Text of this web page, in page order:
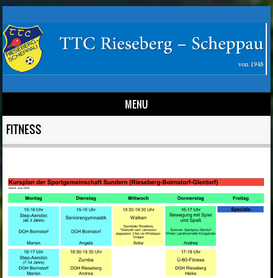
MENU
Skip to content
FITNESS